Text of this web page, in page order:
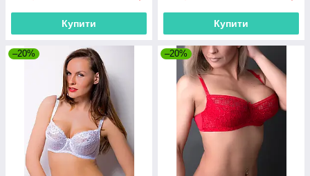
Купити Купити
–20% –20%